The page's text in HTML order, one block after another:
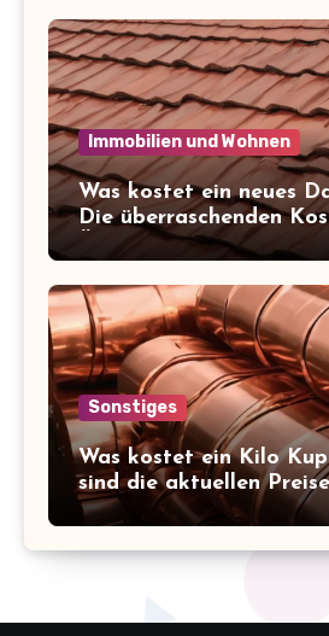
Immobilien und Wohnen
Was kostet ein neues
Die überraschenden
Überblick!
Sonstiges
Was kostet ein Kilo
sind die aktuellen
kennen sollten!